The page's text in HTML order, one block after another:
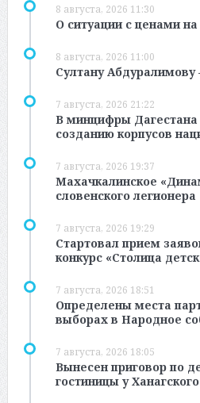
8 августа, 2026 11:30
О ситуации с ценами
8 августа, 2026 11:00
Султану Абдуралимову
7 августа, 2026 21:22
В минцифры Дагестана
созданию корпусов
7 августа, 2026 19:37
Махачкалинское
словенского легионера
7 августа, 2026 19:29
Стартовал прием
конкурс «Столица
7 августа, 2026 18:51
Определены места
выборах в Народное
7 августа, 2026 18:05
Вынесен приговор по
гостиницы у